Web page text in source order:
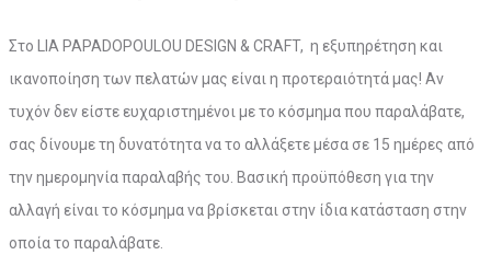
Στο LIA PAPADOPOULOU DESIGN & CRAFT, η εξυπηρέτηση και
ικανοποίηση των πελατών μας είναι η προτεραιότητά μας! Αν
τυχόν δεν είστε ευχαριστημένοι με το κόσμημα που παραλάβατε,
σας δίνουμε τη δυνατότητα να το αλλάξετε μέσα σε 15 ημέρες από
την ημερομηνία παραλαβής του. Βασική προϋπόθεση για την
αλλαγή είναι το κόσμημα να βρίσκεται στην ίδια κατάσταση στην
οποία το παραλάβατε.